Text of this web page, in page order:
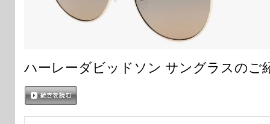
ハーレーダビッドソン サングラスのご